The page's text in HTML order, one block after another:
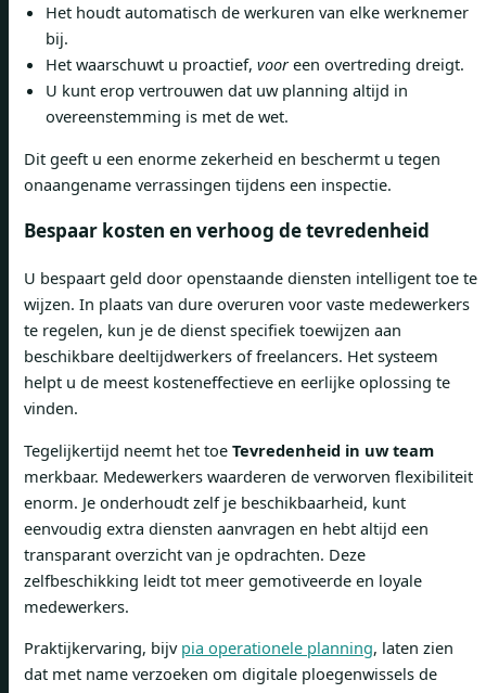
Het houdt automatisch de werkuren van elke werknemer
bij.
Het waarschuwt u proactief, vooreen overtreding dreigt.
U kunt erop vertrouwen dat uw planning altijd in
overeenstemming is met de wet.
Dit geeft u een enorme zekerheid en beschermt u tegen
onaangename verrassingen tijdens een inspectie.
Bespaar kosten en verhoog de tevredenheid
U bespaart geld door openstaande diensten intelligent toe te
wijzen. In plaats van dure overuren voor vaste medewerkers
te regelen, kun je de dienst specifiek toewijzen aan
beschikbare deeltijdwerkers of freelancers. Het systeem
helpt u de meest kosteneffectieve en eerlijke oplossing te
vinden.
Tegelijkertijd neemt het toe Tevredenheid in uw team
merkbaar. Medewerkers waarderen de verworven flexibiliteit
enorm. Je onderhoudt zelf je beschikbaarheid, kunt
eenvoudig extra diensten aanvragen en hebt altijd een
transparant overzicht van je opdrachten. Deze
zelfbeschikking leidt tot meer gemotiveerde en loyale
medewerkers.
Praktijkervaring, bijv pia operationele planning, laten zien
dat met name verzoeken om digitale ploegenwissels de